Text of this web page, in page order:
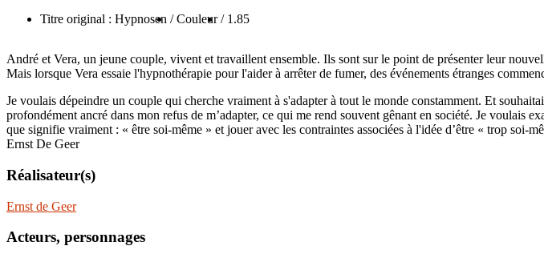
Titre original : Hypnosen / Couleur / 1.85
André et Vera, un jeune couple, vivent et travaillent ensemble. Ils sont sur le point de présenter leur
Mais lorsque Vera essaie l'hypnothérapie pour l'aider à arrêter de fumer, des événements étranges
Je voulais dépeindre un couple qui cherche vraiment à s'adapter à tout le monde constamment. Et
profondément ancré dans mon refus de m’adapter, ce qui me rend souvent gênant en société. Je
que signifie vraiment : « être soi-même » et jouer avec les contraintes associées à l'idée d’être « trop soi-
Ernst De Geer
Réalisateur(s)
Ernst de Geer
Acteurs, personnages